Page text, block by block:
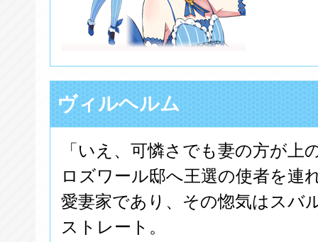
ヴィルヘルム
「いえ、可憐さでも妻の方が上
ロズワール邸へ王選の使者を連
愛妻家であり、その惚気はスバ
ストレート。